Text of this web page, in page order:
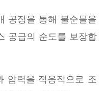
공정을 통해 불순물을
공급의 순도를 보장합
압력을 적응적으로 조